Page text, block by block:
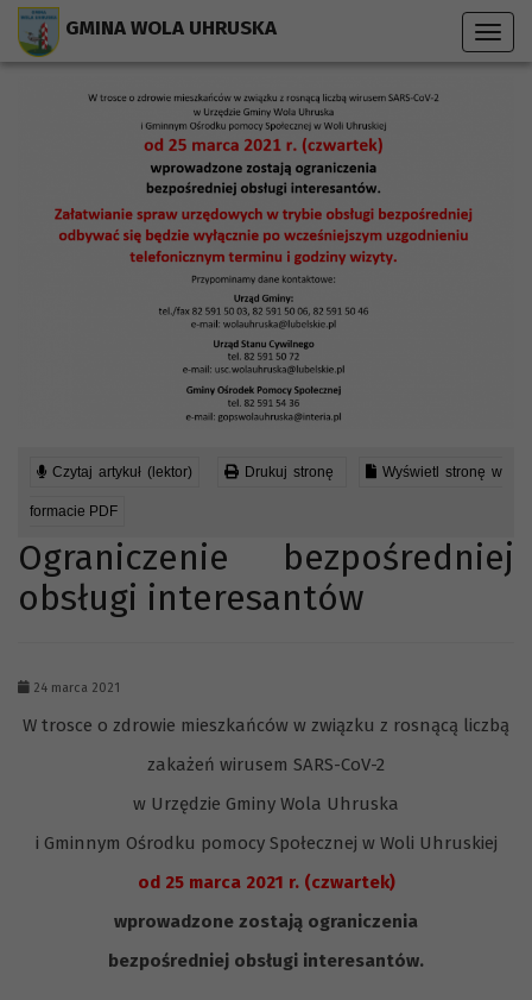
GMINA WOLA UHRUSKA
Czytaj artykuł (lektor) Drukuj stronę Wyświetl stronę w
formacie PDF
Ograniczenie bezpośredniej
obsługi interesantów
24 marca 2021
W trosce o zdrowie mieszkańców w związku z rosnącą liczbą
zakażeń wirusem SARS-CoV-2
w Urzędzie Gminy Wola Uhruska
i Gminnym Ośrodku pomocy Społecznej w Woli Uhruskiej
od 25 marca 2021 r. (czwartek)
wprowadzone zostają ograniczenia
bezpośredniej obsługi interesantów.